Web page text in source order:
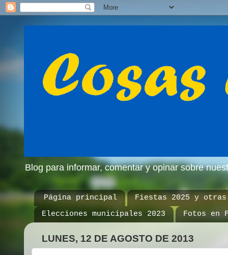
Blog para informar, comentar y opinar sobre
Página principal
Fiestas 2025 y otras
Elecciones municipales 2023
Fotos en
LUNES, 12 DE AGOSTO DE 2013